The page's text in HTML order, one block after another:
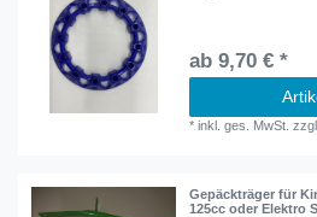
ab 9,70 € *
*inkl. ges. MwSt.
Gepäckträger für
125cc oder Elektro